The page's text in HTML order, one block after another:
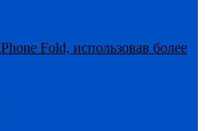
Fold, использовав более